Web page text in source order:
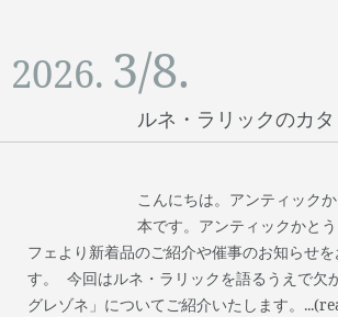
2026. 3/8.
ルネ・ラリックのカ
こんにちは。アンティック
本です。アンティックかと
フェより新着品のご紹介や催事のお知らせ
す。 今回はルネ・ラリックを語るうえで欠
グレゾネ」についてご紹介いたします。